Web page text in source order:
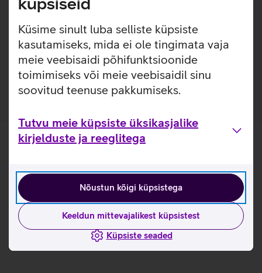
Küsime sinult luba selliste küpsiste
kasutamiseks, mida ei ole tingimata vaja
meie veebisaidi põhifunktsioonide
toimimiseks või meie veebisaidil sinu
soovitud teenuse pakkumiseks.
Tutvu meie küpsiste üksikasjalike
kirjelduste ja reeglitega
Nõustun kõigi küpsistega
Keeldun mittevajalikest küpsistest
Küpsiste seaded
puhtad ja vigastusteta igapäevaste kukkumiste ning
Kaitseklaas on valmistatud 60% taaskasutatud klaasist.
Pakendis on kaasas raam, mis teeb koduse kaitseklaasi
paigalduse mugavamaks.